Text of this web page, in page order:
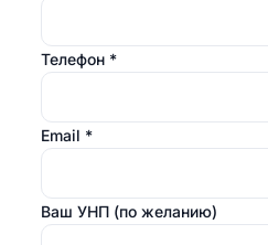
Телефон *
Email *
Ваш УНП (по желанию)